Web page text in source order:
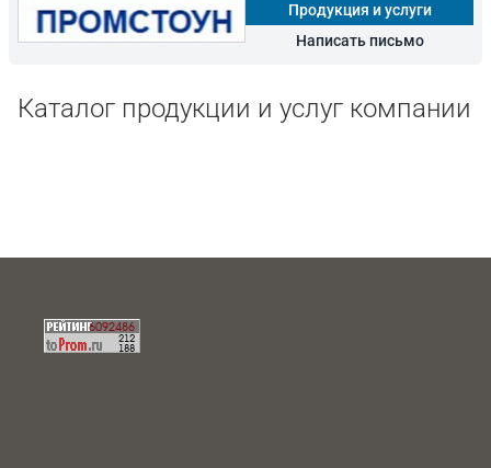
Продукция и услуги
Написать письмо
Каталог продукции и услуг компании